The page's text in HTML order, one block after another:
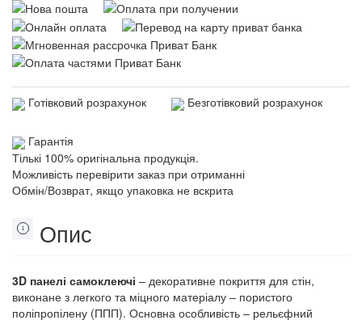
Готівковий розрахунок Безготівковий розрахунок
Гарантія
Тількі 100% оригінальна продукція.
Можливість перевірити заказ при отриманні
Обмін/Возврат, якщо упаковка не вскрита
Опис
3D панелі самоклеючі – декоративне покриття для стін,
виконане з легкого та міцного матеріалу – пористого
поліпропілену (ППП). Основна особливість – рельєфний